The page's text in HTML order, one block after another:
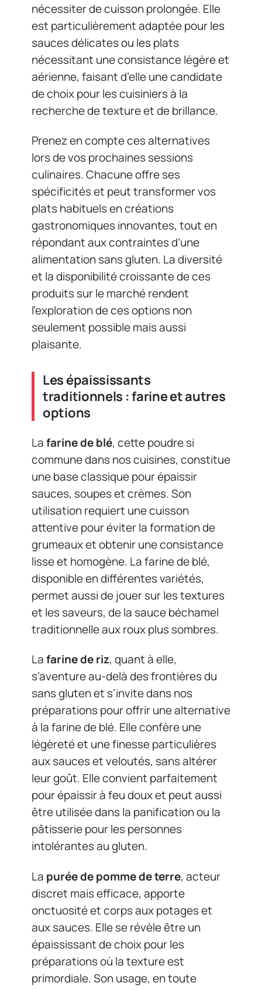
nécessiter de cuisson prolongée. Elle
est particulièrement adaptée pour les
sauces délicates ou les plats
nécessitant une consistance légère et
aérienne, faisant d’elle une candidate
de choix pour les cuisiniers à la
recherche de texture et de brillance.
Prenez en compte ces alternatives
lors de vos prochaines sessions
culinaires. Chacune offre ses
spécificités et peut transformer vos
plats habituels en créations
gastronomiques innovantes, tout en
répondant aux contraintes d’une
alimentation sans gluten. La diversité
et la disponibilité croissante de ces
produits sur le marché rendent
l’exploration de ces options non
seulement possible mais aussi
plaisante.
Les épaississants
traditionnels : farine et autres
options
Lafarine de blé, cette poudre si
commune dans nos cuisines, constitue
une base classique pour épaissir
sauces, soupes et crèmes. Son
utilisation requiert une cuisson
attentive pour éviter la formation de
grumeaux et obtenir une consistance
lisse et homogène. La farine de blé,
disponible en différentes variétés,
permet aussi de jouer sur les textures
et les saveurs, de la sauce béchamel
traditionnelle aux roux plus sombres.
Lafarine de riz, quant à elle,
s’aventure au-delà des frontières du
sans gluten et s’invite dans nos
préparations pour offrir une alternative
à la farine de blé. Elle confère une
légèreté et une finesse particulières
aux sauces et veloutés, sans altérer
leur goût. Elle convient parfaitement
pour épaissir à feu doux et peut aussi
être utilisée dans la panification ou la
pâtisserie pour les personnes
intolérantes au gluten.
La purée de pomme de terre, acteur
discret mais efficace, apporte
onctuosité et corps aux potages et
aux sauces. Elle se révèle être un
épaississant de choix pour les
préparations où la texture est
primordiale. Son usage, en toute